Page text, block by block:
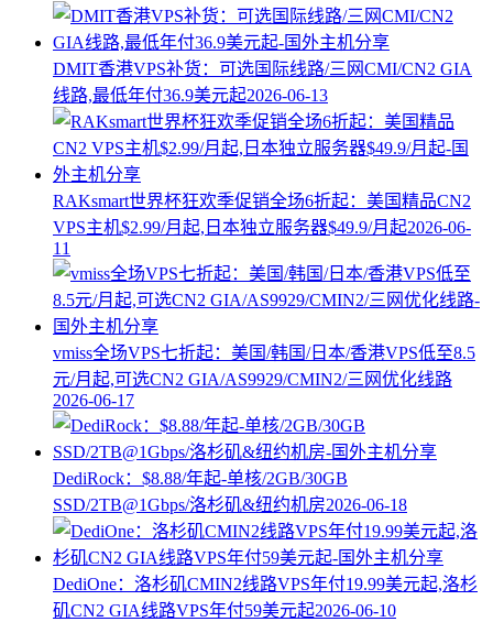
DMIT香港VPS补货：可选国际线路/三网CMI/CN2 GIA
线路,最低年付36.9美元起2026-06-13
RAKsmart世界杯狂欢季促销全场6折起：美国精品CN2
VPS主机$2.99/月起,日本独立服务器$49.9/月起2026-06-
11
vmiss全场VPS七折起：美国/韩国/日本/香港VPS低至8.5
元/月起,可选CN2 GIA/AS9929/CMIN2/三网优化线路
2026-06-17
DediRock：$8.88/年起-单核/2GB/30GB
SSD/2TB@1Gbps/洛杉矶&纽约机房2026-06-18
DediOne：洛杉矶CMIN2线路VPS年付19.99美元起,洛杉
矶CN2 GIA线路VPS年付59美元起2026-06-10